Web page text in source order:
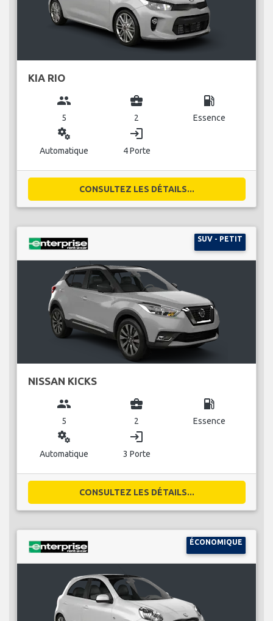
KIA RIO
group
5
business_center
2
local_gas_station
Essence
miscellaneous_services
Automatique
login
4 Porte
CONSULTEZ LES DÉTAILS...
SUV - PETIT
NISSAN KICKS
group
5
business_center
2
local_gas_station
Essence
miscellaneous_services
Automatique
login
3 Porte
CONSULTEZ LES DÉTAILS...
ÉCONOMIQUE